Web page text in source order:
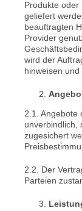
Produkte oder
geliefert
beauftragten
Provider
wird der
hinweisen und
2.1. Angebote
unverbindlich,
zugesichert
2.2. Der
Parteien